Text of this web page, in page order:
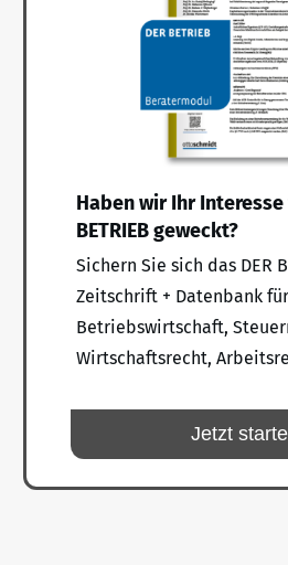
Haben wir Ihr Interesse
BETRIEB geweckt?
Sichern Sie sich das DER
Zeitschrift + Datenbank für
Betriebswirtschaft,
Wirtschaftsrecht,
Jetzt